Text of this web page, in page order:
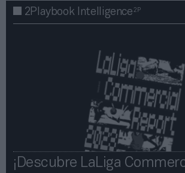
2Playbook Intelligence2P
¡Descubre LaLiga